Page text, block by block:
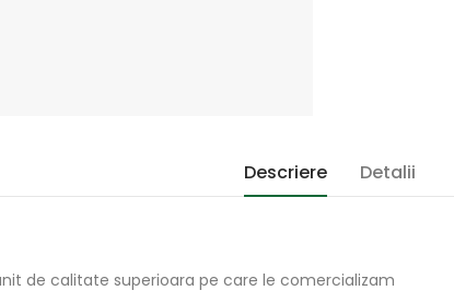
Descriere Detalii
de calitate superioara pe care le comercializam